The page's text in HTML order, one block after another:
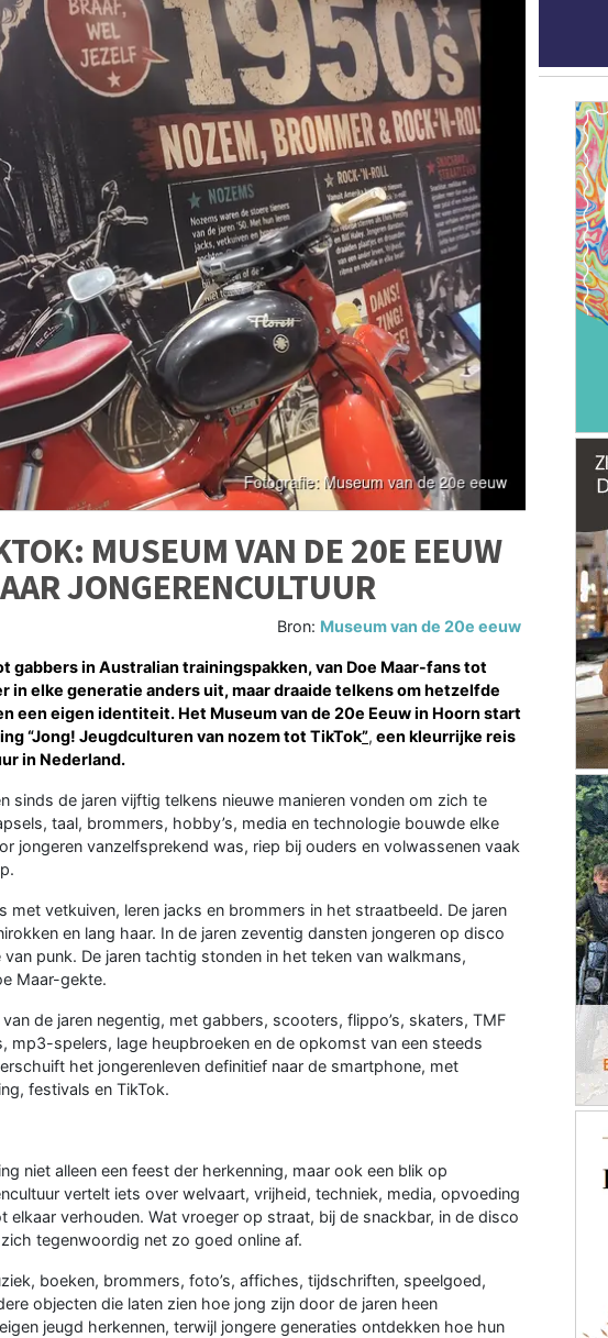
MUSEUM VAN DE 20E EEUW
JONGERENCULTUUR
Bron: Museum van de 20e eeuw
gabbers in Australian trainingspakken, van Doe Maar-fans tot
in elke generatie anders uit, maar draaide telkens om hetzelfde
een eigen identiteit. Het Museum van de 20e Eeuw in Hoorn start
“Jong! Jeugdculturen van nozem tot TikTok”, een kleurrijke reis
in Nederland.
sinds de jaren vijftig telkens nieuwe manieren vonden om zich te
taal, brommers, hobby’s, media en technologie bouwde elke
jongeren vanzelfsprekend was, riep bij ouders en volwassenen vaak
met vetkuiven, leren jacks en brommers in het straatbeeld. De jaren
en lang haar. In de jaren zeventig dansten jongeren op disco
punk. De jaren tachtig stonden in het teken van walkmans,
Maar-gekte.
de jaren negentig, met gabbers, scooters, flippo’s, skaters, TMF
mp3-spelers, lage heupbroeken en de opkomst van een steeds
het jongerenleven definitief naar de smartphone, met
festivals en TikTok.
niet alleen een feest der herkenning, maar ook een blik op
vertelt iets over welvaart, vrijheid, techniek, media, opvoeding
elkaar verhouden. Wat vroeger op straat, bij de snackbar, in de disco
tegenwoordig net zo goed online af.
boeken, brommers, foto’s, affiches, tijdschriften, speelgoed,
objecten die laten zien hoe jong zijn door de jaren heen
jeugd herkennen, terwijl jongere generaties ontdekken hoe hun